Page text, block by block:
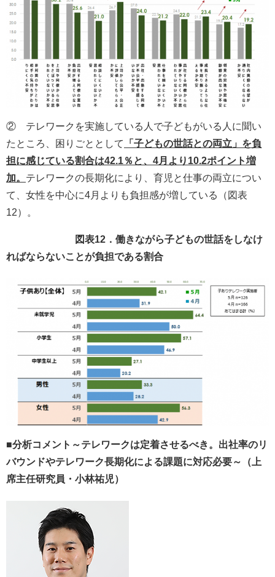
② テレワークを実施している人で子どもがいる人に聞い
たところ、困りごととして
「子どもの世話との両立」を負
担に感じている割合は42.1％と、4月より10.2ポイント増
加。 テレワークの長期化により、育児と仕事の両立につい
て、女性を中心に4月よりも負担感が増している（図表
12）。
図表12．働きながら子どもの世話をしなけ
ればならないことが負担である割合
■分析コメント～テレワークは定着させるべき。出社率のリ
バウンドやテレワーク長期化による課題に対応必要～（上
席主任研究員・小林祐児）